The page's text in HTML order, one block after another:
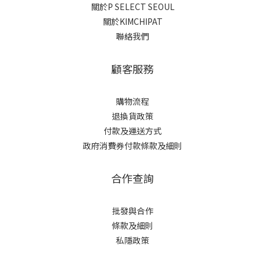
關於P SELECT SEOUL
關於KIMCHIPAT
聯絡我們
顧客服務
購物流程
退換貨政策
付款及運送方式
政府消費券付款條款及細則
合作查詢
批發與合作
條款及細則
私隱政策